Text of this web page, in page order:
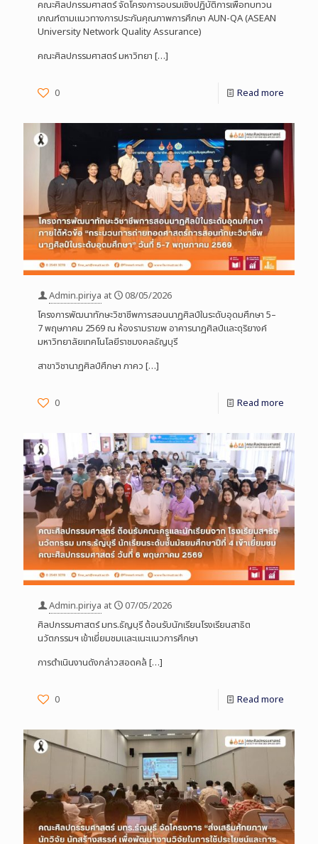
คณะศิลปกรรมศาสตร์ จัดโครงการอบรมเชิงปฏิบัติการเพื่อทบทวน
เกณฑ์ตามแนวทางการประกันคุณภาพการศึกษา AUN-QA (ASEAN
University Network Quality Assurance)
คณะศิลปกรรมศาสตร์ มหาวิทยา […]
0 Read more
Admin.piriya at
08/05/2026
โครงการพัฒนาทักษะวิชาชีพการสอนนาฏศิลป์ในระดับอุดมศึกษา 5–
7 พฤษภาคม 2569 ณ ห้องรามราฆพ อาคารนาฏศิลป์และดุริยางค์
มหาวิทยาลัยเทคโนโลยีราชมงคลธัญบุรี
สาขาวิชานาฏศิลป์ศึกษา ภาคว […]
0 Read more
Admin.piriya at
07/05/2026
ศิลปกรรมศาสตร์ มทร.ธัญบุรี ต้อนรับนักเรียนโรงเรียนสาธิต
นวัตกรรมฯ เข้าเยี่ยมชมและแนะแนวการศึกษา
การดำเนินงานดังกล่าวสอดคล้ […]
0 Read more